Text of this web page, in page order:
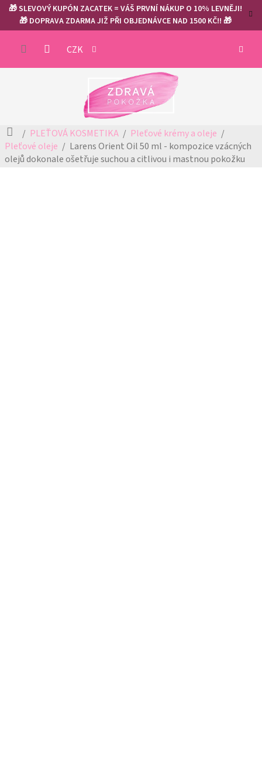
Přejít
obsah
🎁 SLEVOVÝ KUPÓN ZACATEK = VÁŠ PRVNÍ NÁKUP O 10% LEVNĚJI!
🎁 DOPRAVA ZDARMA JIŽ PŘI OBJEDNÁVCE NAD 1500 KČ!! 🎁
CZK
Domů
PLEŤOVÁ KOSMETIKA
Pleťové krémy a oleje
Pleťové oleje
Larens Orient Oil 50 ml - kompozice vzácných
olejůdokonale ošetřuje suchou a citlivou i mastnou pokožku